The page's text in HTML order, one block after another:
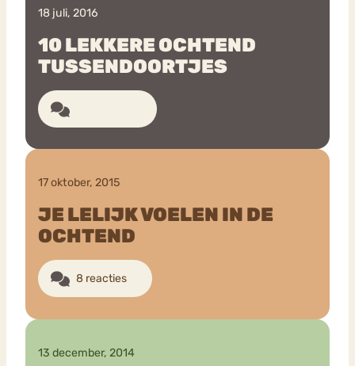
18 juli, 2016
10 LEKKERE OCHTEND
TUSSENDOORTJES
17 oktober, 2015
JE LELIJK VOELEN IN DE
OCHTEND
8 reacties
13 december, 2014